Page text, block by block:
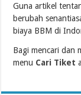
Guna artikel
berubah
biaya BBM di
Bagi mencari dan
menu Cari Tiket